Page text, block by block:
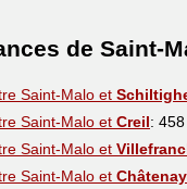
de Saint-
Saint-Malo et
Saint-Malo et Creil:
Saint-Malo et
Saint-Malo et